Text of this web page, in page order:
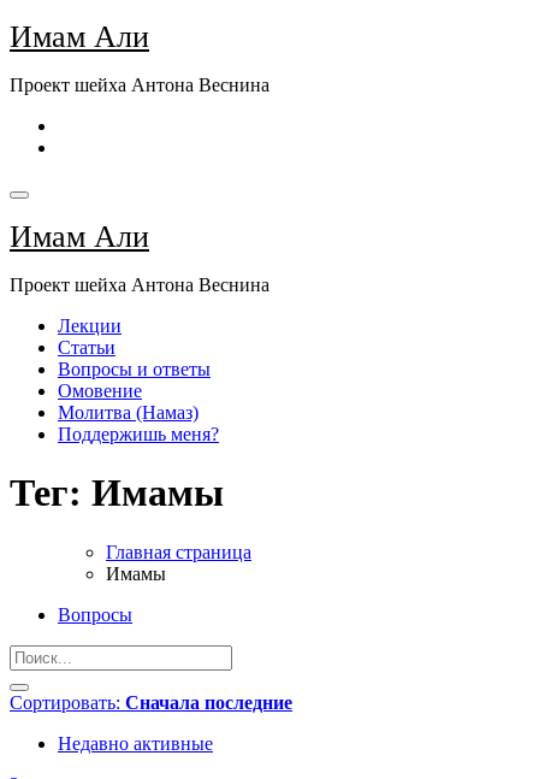
Перейти
к
Имам Али
Проект шейха Антона Веснина
Имам Али
Проект шейха Антона Веснина
Лекции
Статьи
Вопросы и ответы
Омовение
Молитва (Намаз)
Поддержишь меня?
Тег: Имамы
Главная страница
Имамы
Вопросы
Сортировать: Сначала последние
Недавно активные